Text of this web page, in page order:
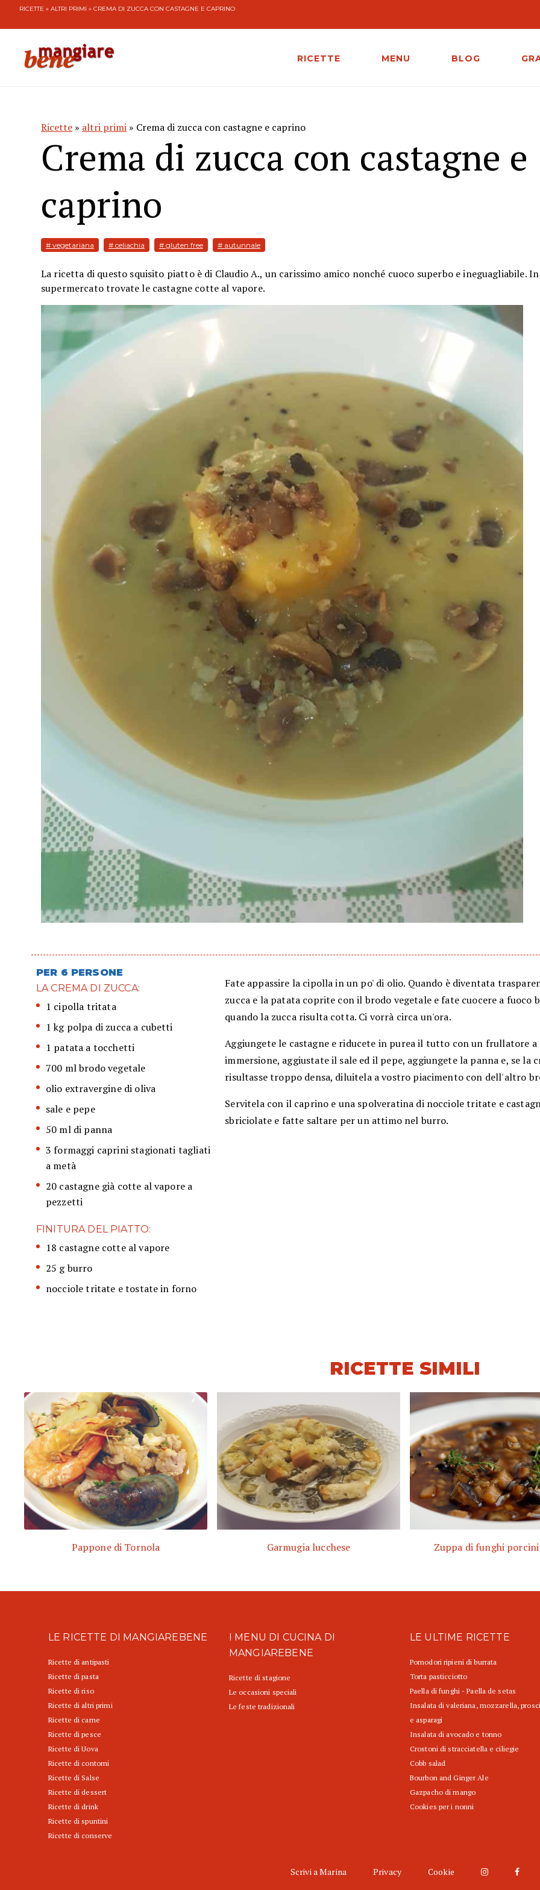
RICETTE » ALTRI PRIMI » CREMA DI ZUCCA CON CASTAGNE E CAPRINO
RICETTE MENU BLOG
Ricette » altri primi » Crema di zucca con castagne e caprino
Crema di zucca con castagne e
caprino
# vegetariana # celiachia # gluten free # autunnale
La ricetta di questo squisito piatto è di Claudio A., un carissimo amico nonché cuoco superbo e ineguagliabile.
supermercato trovate le castagne cotte al vapore.
PER 6 PERSONE
LA CREMA DI ZUCCA:
1 cipolla tritata
1 kg polpa di zucca a cubetti
1 patata a tocchetti
700 ml brodo vegetale
olio extravergine di oliva
sale e pepe
50 ml di panna
3 formaggi caprini stagionati tagliati
a metà
20 castagne già cotte al vapore a
pezzetti
FINITURA DEL PIATTO:
18 castagne cotte al vapore
25 g burro
nocciole tritate e tostate in forno
Fate appassire la cipolla in un po' di olio. Quando è diventata
zucca e la patata coprite con il brodo vegetale e fate cuocere a fuoco
quando la zucca risulta cotta. Ci vorrà circa un'ora.
Aggiungete le castagne e riducete in purea il tutto con un frullatore a
immersione, aggiustate il sale ed il pepe, aggiungete la panna e, se la
risultasse troppo densa, diluitela a vostro piacimento con dell'altro
Servitela con il caprino e una spolveratina di nocciole tritate e
sbriciolate e fatte saltare per un attimo nel burro.
RICETTE SIMILI
Pappone di Tornola Garmugia lucchese Zuppa di funghi
LE RICETTE DI MANGIAREBENE
Ricette di antipasti
Ricette di pasta
Ricette di riso
Ricette di altri primi
Ricette di carne
Ricette di pesce
Ricette di Uova
Ricette di contorni
Ricette di Salse
Ricette di dessert
Ricette di drink
Ricette di spuntini
Ricette di conserve
I MENU DI CUCINA DI
MANGIAREBENE
Ricette di stagione
Le occasioni speciali
Le feste tradizionali
LE ULTIME RICETTE
Pomodori ripieni di burrata
Torta pasticciotto
Paella di funghi - Paella de setas
Insalata di valeriana, mozzarella,
e asparagi
Insalata di avocado e tonno
Crostoni di stracciatella e ciliegie
Cobb salad
Bourbon and Ginger Ale
Gazpacho di mango
Cookies per i nonni
Scrivi a Marina Privacy Cookie